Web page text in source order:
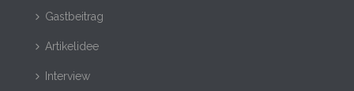
Gastbeitrag
Artikelidee
Interview